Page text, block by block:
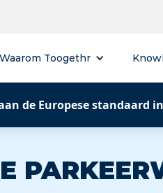
Waarom Toogethr
de Europese standaard